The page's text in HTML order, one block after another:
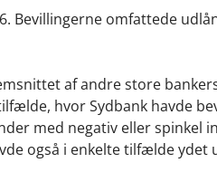
Bevillingerne omfattede
af andre store
hvor Sydbank havde
med negativ eller spinkel
også i enkelte tilfælde ydet